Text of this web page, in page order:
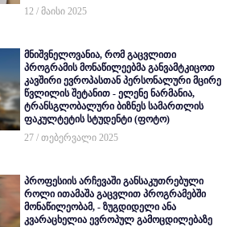
12 / მაისი 2025
მნიშვნელოვანია, რომ გაცვლითი
პროგრამის მონაწილეებმა განვამტკიცოთ
კავშირი ევროპასთან პერსონალური მცირე
წვლილის შეტანით - ელენე ნარმანია,
ტრანსგლობალური ბიზნეს სამართლის
ფაკულტეტის სტუდენტი (ფოტო)
27 / თებერვალი 2025
პროფესიის არჩევაში განსაკუთრებული
როლი ითამაშა გაცვლით პროგრამებში
მონაწილეობამ, - ზუგდიდელი ანა
კვარაცხელია ევროპულ გამოცდილებაზე